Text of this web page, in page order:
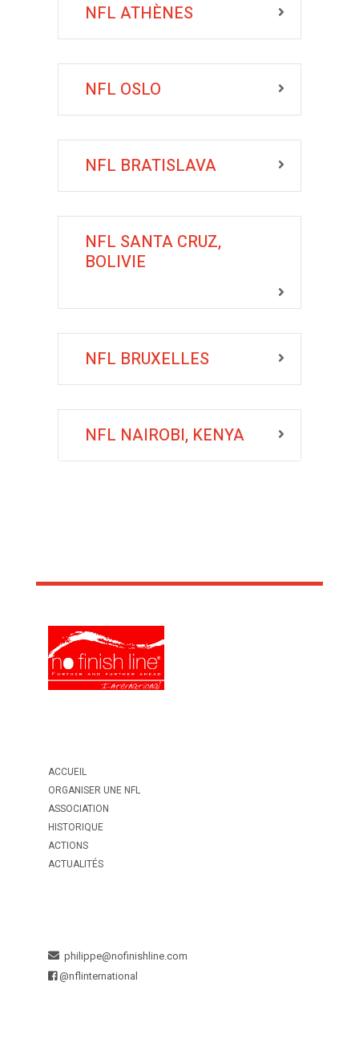
NFL ATHÈNES
NFL OSLO
NFL BRATISLAVA
NFL SANTA CRUZ,
BOLIVIE
NFL BRUXELLES
NFL NAIROBI, KENYA
ACCUEIL
ORGANISER UNE NFL
ASSOCIATION
HISTORIQUE
ACTIONS
ACTUALITÉS
philippe@nofinishline.com
@nflinternational